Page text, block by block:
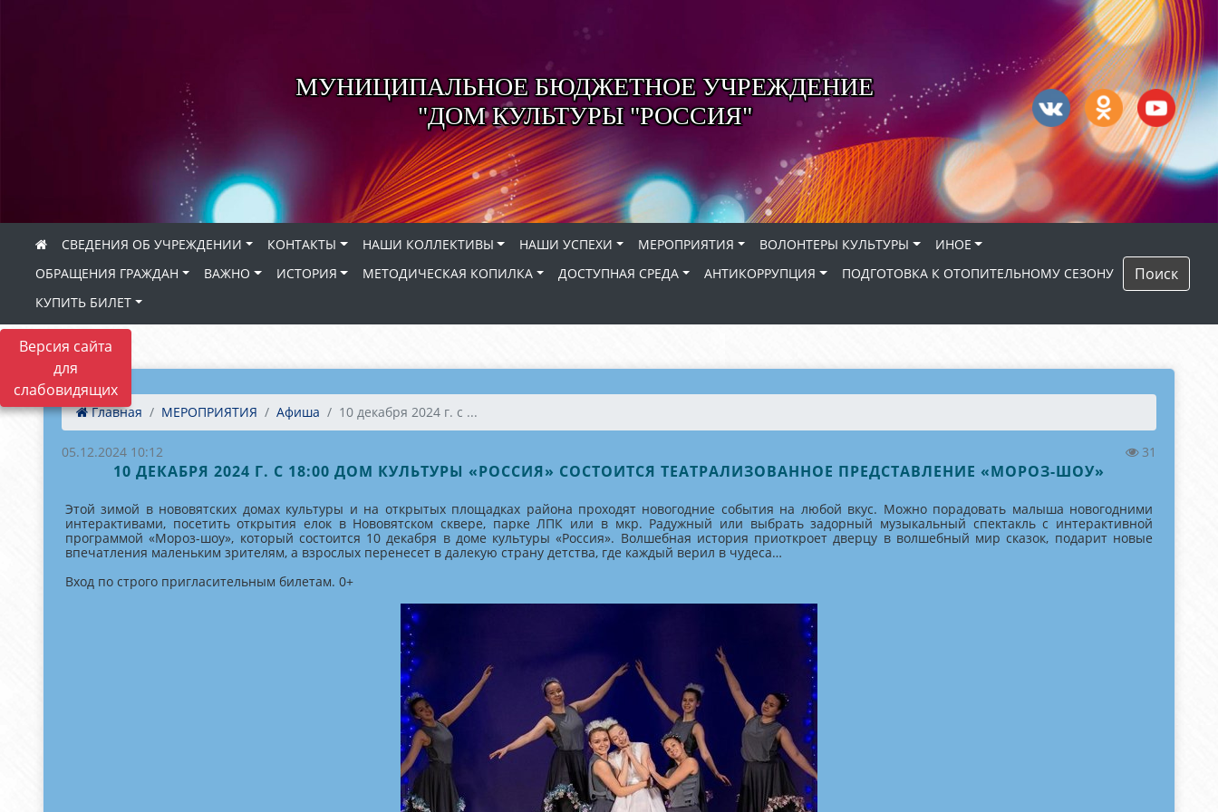
Версия сайта
для
слабовидящих
МУНИЦИПАЛЬНОЕ БЮДЖЕТНОЕ УЧРЕЖДЕНИЕ
"ДОМ КУЛЬТУРЫ "РОССИЯ"
СВЕДЕНИЯ ОБ УЧРЕЖДЕНИИ КОНТАКТЫ НАШИ КОЛЛЕКТИВЫ НАШИ УСПЕХИ МЕРОПРИЯТИЯ ВОЛОНТЕРЫ КУЛЬТУРЫ
ИНОЕ
ОБРАЩЕНИЯ ГРАЖДАН
ВАЖНО ИСТОРИЯ МЕТОДИЧЕСКАЯ КОПИЛКА ДОСТУПНАЯ СРЕДА АНТИКОРРУПЦИЯ
ПОДГОТОВКА К ОТОПИТЕЛЬНОМУ СЕЗОНУ
КУПИТЬ БИЛЕТ
Поиск
Главная МЕРОПРИЯТИЯ Афиша 10 декабря 2024 г. с ...
05.12.2024 10:12 31
10 ДЕКАБРЯ 2024 Г. С 18:00 ДОМ КУЛЬТУРЫ «РОССИЯ» СОСТОИТСЯ ТЕАТРАЛИЗОВАННОЕ ПРЕДСТАВЛЕНИЕ «МОРОЗ-ШОУ»
Этой зимой в нововятских домах культуры и на открытых площадках района проходят новогодние события на любой вкус. Можно порадовать малыша новогодними
интерактивами, посетить открытия елок в Нововятском сквере, парке ЛПК или в мкр. Радужный или выбрать задорный музыкальный спектакль с интерактивной
программой «Мороз-шоу», который состоится 10 декабря в доме культуры «Россия». Волшебная история приоткроет дверцу в волшебный мир сказок, подарит новые
впечатления маленьким зрителям, а взрослых перенесет в далекую страну детства, где каждый верил в чудеса…
Вход по строго пригласительным билетам. 0+